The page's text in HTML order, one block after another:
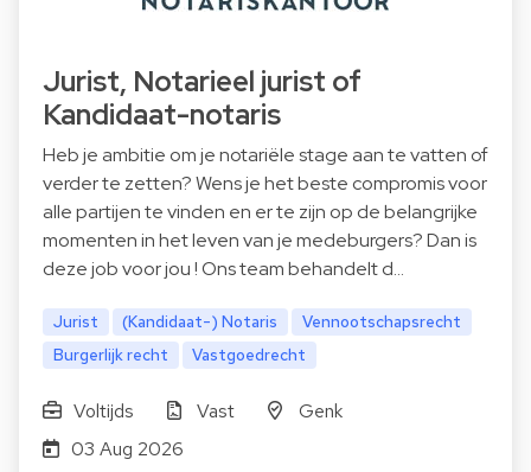
Jurist, Notarieel jurist of
Kandidaat-notaris
Heb je ambitie om je notariële stage aan te vatten of
verder te zetten? Wens je het beste compromis voor
alle partijen te vinden en er te zijn op de belangrijke
momenten in het leven van je medeburgers? Dan is
deze job voor jou ! Ons team behandelt d…
Jurist (Kandidaat-) Notaris
Vennootschapsrecht
Burgerlijk recht
Vastgoedrecht
Voltijds Vast
Genk
03 Aug 2026